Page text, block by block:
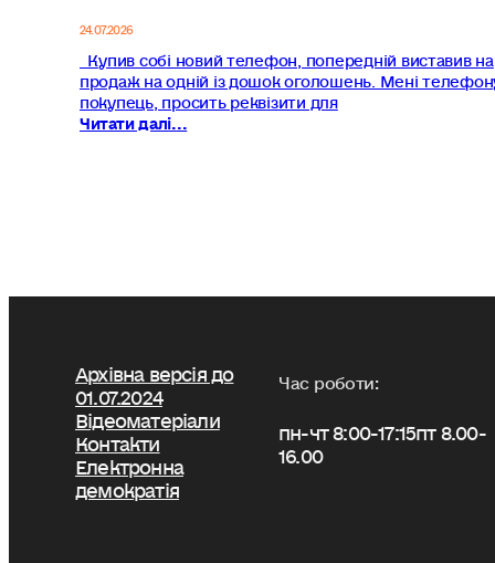
24.07.2026
Купив собі новий телефон, попередній виставив на
продаж на одній із дошок оголошень. Мені
покупець, просить реквізити для
Читати далі...
Архівна версія до
01.07.2024
Відеоматеріали
Контакти
Електронна
демократія
Час роботи:
пн-чт 8:00-17:15пт 8.00-
16.00